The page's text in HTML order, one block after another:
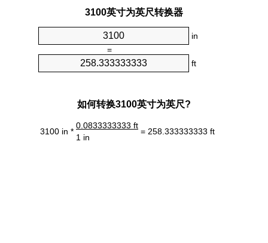
3100英寸为英尺转换器
in
=
ft
如何转换3100英寸为英尺?
3100 in *
0.0833333333 ft
= 258.333333333 ft
1 in